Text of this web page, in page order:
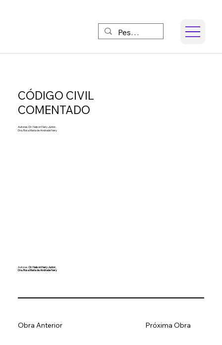
CÓDIGO CIVIL
COMENTADO
Autores: Dr. Nelson Nery Junior,
Dra. Rosa Maria de Andrade Nery
Autores:Dr. Nelson Nery Junior,
Dra. Rosa Maria de Andrade Nery
Próxima Obra
Obra Anterior